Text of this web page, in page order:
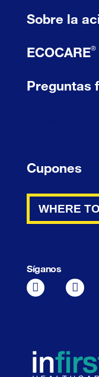
Sobre la
ECOCARE®
Preguntas
Cupones
WHERE
Síganos